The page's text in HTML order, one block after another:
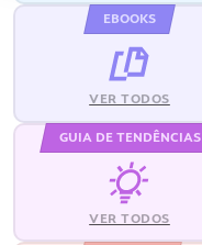
EBOOKS
VER TODOS
GUIA DE TENDÊNCIAS
VER TODOS